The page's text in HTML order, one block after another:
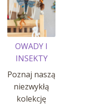
OWADY I
INSEKTY
Poznaj naszą
niezwykłą
kolekcję